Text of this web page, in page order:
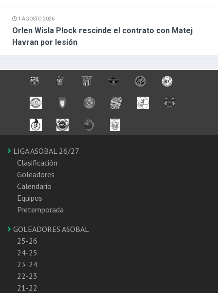
1 AGOSTO 2026
Orlen Wisla Plock rescinde el contrato con Matej
Havran por lesión
LIGA ASOBAL 26/27
Clasificación
Goleadores
Calendario
Equipos
Pretemporada
GOLEADORES ASOBAL
25-26
24-25
23-24
22-23
21-22